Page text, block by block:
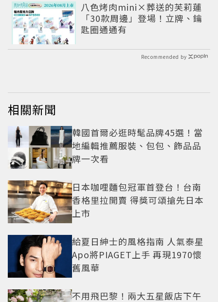
八色烤肉mini×葬送的芙莉蓮
「30款周邊」登場！立牌、鑰
匙圈通通有
Recommended by
相關新聞
韓國首爾必逛時髦品牌45選！當
地編輯推薦服裝、包包、飾品品
牌一次看
日本咖哩麵包冠軍首登台！台南
香格里拉開賣 得獎可頌搶先日本
上市
給夏日紳士的風格指南 人氣泰星
Apo將PIAGET上手 再現1970懷
舊風華
不用飛巴黎！兩大五星飯店下午